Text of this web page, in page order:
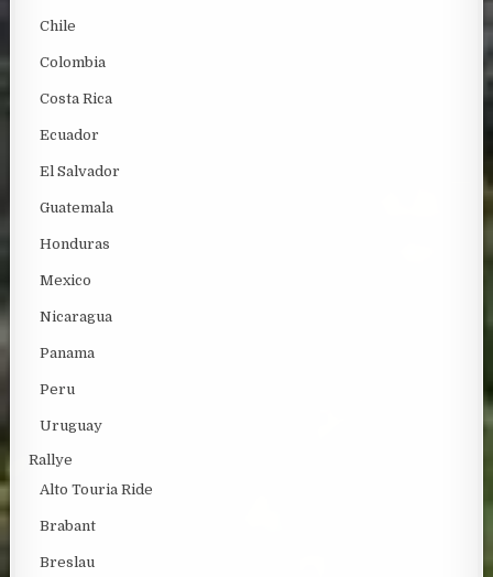
Chile
Colombia
Costa Rica
Ecuador
El Salvador
Guatemala
Honduras
Mexico
Nicaragua
Panama
Peru
Uruguay
Rallye
Alto Touria Ride
Brabant
Breslau